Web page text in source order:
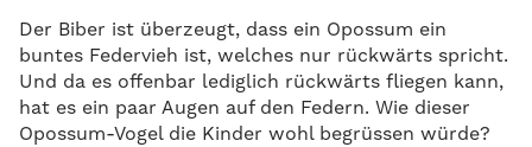
Der Biber ist überzeugt, dass ein Opossum ein
buntes Federvieh ist, welches nur rückwärts spricht.
Und da es offenbar lediglich rückwärts fliegen kann,
hat es ein paar Augen auf den Federn. Wie dieser
Opossum-Vogel die Kinder wohl begrüssen würde?